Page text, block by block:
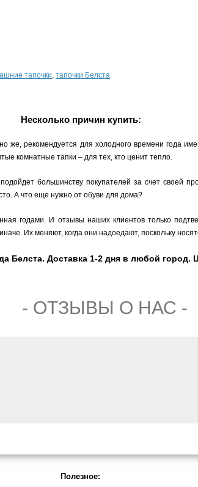
тапочки, тапочки Белста
Несколько причин купить:
же, рекомендуется для холодного времени года
комнатные тапки – для тех, кто ценит тепло.
большинству покупателей за счет своей
А что еще нужно от обуви для дома?
годами. И отзывы наших клиентов только
Их меняют, когда они надоедают, поскольку
Белста. Доставка 1-2 дня в любой город.
- ОТЗЫВЫ О НАС -
Полезное: